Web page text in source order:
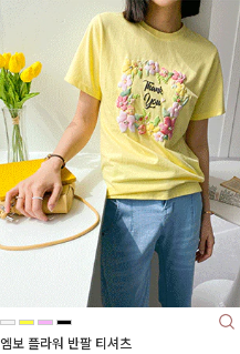
엠보 플라워 반팔 티셔츠